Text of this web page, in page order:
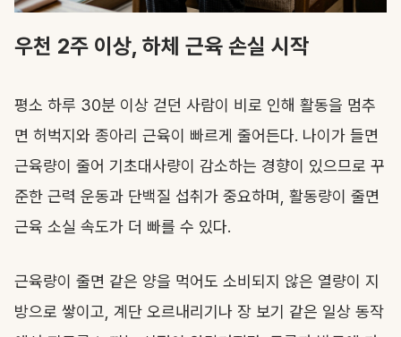
우천 2주 이상, 하체 근육 손실 시작
평소 하루 30분 이상 걷던 사람이 비로 인해 활동을 멈추
면 허벅지와 종아리 근육이 빠르게 줄어든다. 나이가 들면
근육량이 줄어 기초대사량이 감소하는 경향이 있으므로 꾸
준한 근력 운동과 단백질 섭취가 중요하며, 활동량이 줄면
근육 소실 속도가 더 빠를 수 있다.
근육량이 줄면 같은 양을 먹어도 소비되지 않은 열량이 지
방으로 쌓이고, 계단 오르내리기나 장 보기 같은 일상 동작